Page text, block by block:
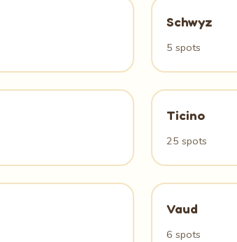
Schwyz
5 spots
Ticino
25 spots
Vaud
6 spots